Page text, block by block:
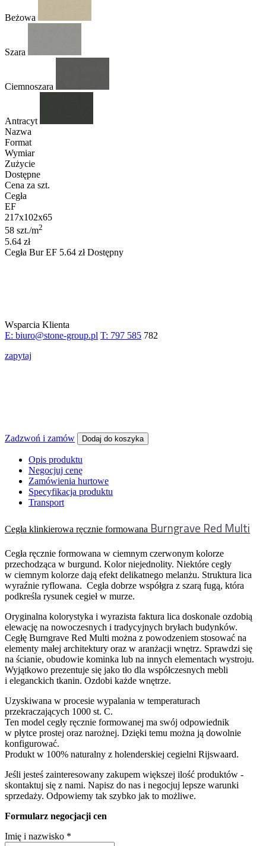
Beżowa
Szara
Ciemnoszara
Antracyt
Nazwa
Format
Wymiar
Zużycie
Dostępne
Cena za szt.
Cegła
EF
217x102x65
58 szt./m2
5.64 zł
Cegła Bur EF 5.64 zł Dostępny
Wsparcia Klienta
E: biuro@stone-group.pl T: 797 585 782
zapytaj
Zadzwoń i zamów Dodaj do koszyka
Opis produktu
Negocjuj cenę
Zamówienia hurtowe
Specyfikacja produktu
Transport
Cegła klinkierowa ręcznie formowana Burngrave Red Multi
Cegła ręcznie formowana w ciemnym czerwonym kolorze
przechodząca w burgund. Kolor niejednolity. Niektóre cegły
w ciemnym kolorze dają efekt delikatnego melanżu. Struktura lica
wyraźnie ryflowana. Cegła dobrze współgra z szarą fugą, która
podkreśla rysunek cegieł w murze.
Oryginalna kolorystyka i wyrazista faktura lica doskonale ozdobią
elewację na nowoczesnych i tradycyjnych bryłach budynków.
Cegłę Burngrave Red Multi można z powodzeniem stosować na
elementy małej architektury oraz w aranżacji wnętrz. Sprawdzi się
na ścianie, obudowie kominka lub na innych elementach wystroju.
Wyjątkowo prezentuje się jako tło dla współczesnych mebli
i eleganckich tkanin. Ozdobi każde wnętrze.
Uzyskiwana w procesie wypalania w temperaturach
przekraczających 1000 st. C.
Ten model cegły ręcznie formowanej ma swój odpowiednik
w płytce prostej oraz narożnej. Dzięki temu można ją dowolnie
konfigurować.
Produkt w 100% naturalny z holenderskiej cegielni Rijswaard.
Jeśli jesteś zainteresowany zakupem większej ilość produktów -
skontaktuj się z nami. Napisz do nas i negocjuj lepsze warunki
sprzedaży. Odpowiemy tak szybko jak to możliwe.
Formularz negocjacji cen
Imię i nazwisko *